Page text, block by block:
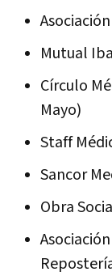
Mutual
Círculo
Mayo)
Staff
Sancor
Obra